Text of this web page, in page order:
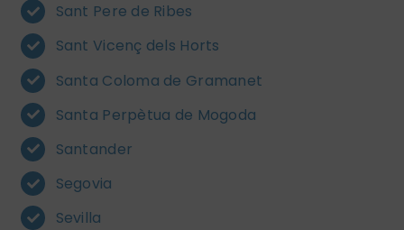
Sant Pere de Ribes
Sant Vicenç dels Horts
Santa Coloma de Gramanet
Santa Perpètua de Mogoda
Santander
Segovia
Sevilla